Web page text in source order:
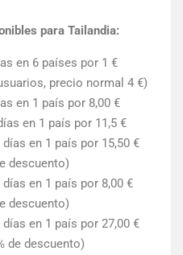
para Tailandia:
en 6 países por 1 €
precio normal 4 €)
en 1 país por 8,00 €
en 1 país por 11,5 €
en 1 país por 15,50 €
descuento)
en 1 país por 8,00 €
descuento)
en 1 país por 27,00 €
de descuento)